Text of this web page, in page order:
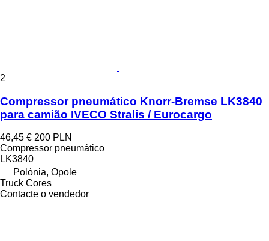
2
Compressor pneumático Knorr-Bremse LK3840
para camião IVECO Stralis / Eurocargo
46,45 € 200 PLN
Compressor pneumático
LK3840
Polónia, Opole
Truck Cores
Contacte o vendedor